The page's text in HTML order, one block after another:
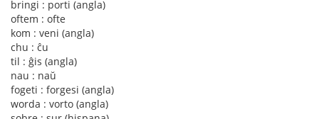
bringi : porti (angla)
oftem : ofte
kom : veni (angla)
chu : ĉu
til : ĝis (angla)
nau : naŭ
fogeti : forgesi (angla)
worda : vorto (angla)